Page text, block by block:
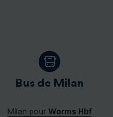
Bus de Milan
Milan pour Worms Hbf